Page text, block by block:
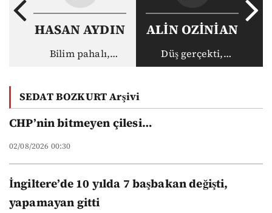
HASAN AYDIN
Bilim pahalı,
üniversitelerinin
yeni düzeni
ALİN OZİNİAN
Düş gerçekti,
gerçek haksız
SEDAT BOZKURT Arşivi
CHP’nin bitmeyen çilesi…
02/08/2026 00:30
İngiltere’de 10 yılda 7 başbakan değişti,
yapamayan gitti